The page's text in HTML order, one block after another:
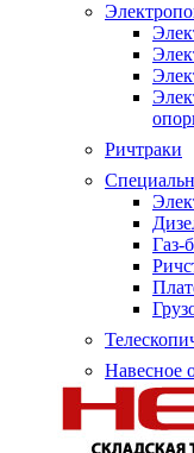
Ричтраки
Газ-
Навесное